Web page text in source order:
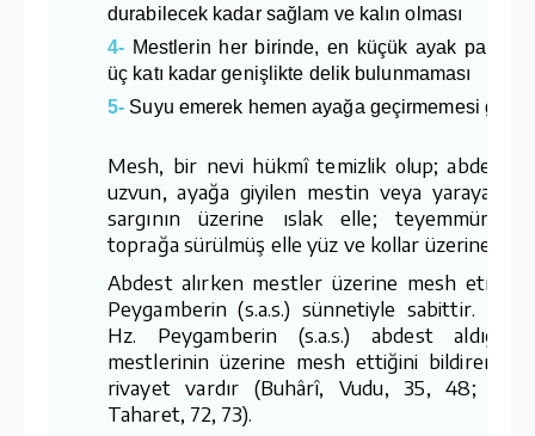
durabilecek kadar sağlam ve kalın olması
4- Mestlerin her birinde, en küçük ayak
üç katı kadar genişlikte delik bulunmaması
5- Suyu emerek hemen ayağa geçirmemesi
Mesh, bir nevi hükmî temizlik olup;
uzvun, ayağa giyilen mestin veya yaraya
sargının üzerine ıslak elle; teyemmümde
toprağa sürülmüş elle yüz ve kollar üzerine
Abdest alırken mestler üzerine mesh etmek
Peygamberin (s.a.s.) sünnetiyle sabittir.
Hz. Peygamberin (s.a.s.) abdest
mestlerinin üzerine mesh ettiğini bildiren
rivayet vardır (Buhârî, Vudu, 35, 48;
Taharet, 72, 73).